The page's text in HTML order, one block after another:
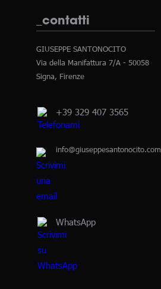
_contatti
GIUSEPPE SANTONOCITO
Via della Manifattura 7/A - 50058
Signa, Firenze
+39 329 407 3565
info@giuseppesantonocito.com
WhatsApp